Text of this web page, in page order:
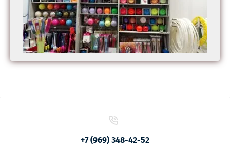
+7 (969) 348-42-52